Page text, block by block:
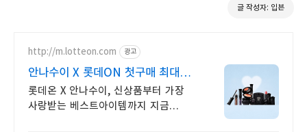
글 작성자: 입븐
http://m.lotteon.com 광고
안나수이 X 롯데ON 첫구매 최대
5천원 혜택!
롯데온 X 안나수이, 신상품부터 가장
사랑받는 베스트아이템까지 지금